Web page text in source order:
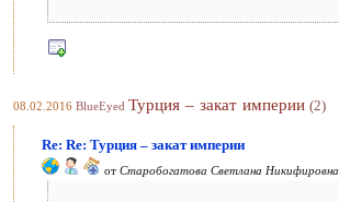
08.02.2016 BlueEyed Турция – закат империи (2)
Re: Re: Турция – закат империи
от Старобогатова Светлана Никифировна